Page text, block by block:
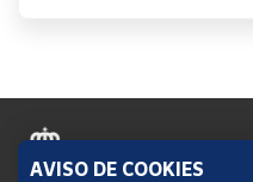
AVISO DE COOKIES